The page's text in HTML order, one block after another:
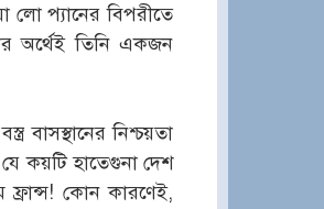
লো প্যানের বিপরীতে
অর্থেই তিনি একজন
নিশ্চয়তা
কয়টি হাতেগুনা দেশ
ফ্রান্স! কোন কারণেই,